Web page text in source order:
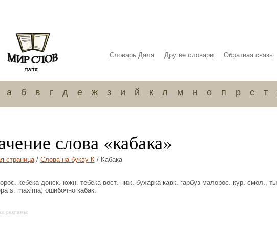
Словарь Даля Другие словари Обратная связь
а б в г д е ж з и й к л м н о п р с т
слова «кабака»
страница/ Слова на букву К/ Кабака
кебека донск. южн. тебека вост. ниж. бухарка кавк. гарбуз малорос. кур. смол.,
s. maxima; ошибочно кабак.
рекламы: